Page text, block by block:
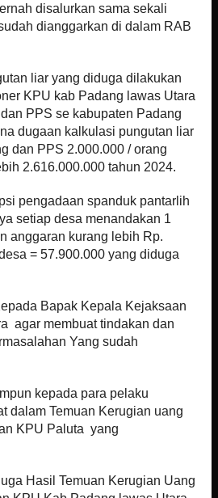
disalurkan sama sekali
dianggarkan di dalam RAB
liar yang diduga dilakukan
KPU kab Padang lawas Utara
PPS se kabupaten Padang
dugaan kalkulasi pungutan liar
dan PPS 2.000.000 / orang
2.616.000.000 tahun 2024.
pengadaan spanduk pantarlih
setiap desa menandakan 1
anggaran kurang lebih Rp.
= 57.900.000 yang diduga
Bapak Kepala Kejaksaan
agar membuat tindakan dan
Yang sudah
kepada para pelaku
dalam Temuan Kerugian uang
KPU Paluta yang
Hasil Temuan Kerugian Uang